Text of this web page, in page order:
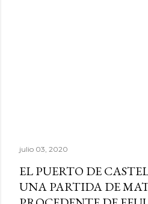
julio 03, 2020
EL PUERTO DE
UNA PARTIDA DE